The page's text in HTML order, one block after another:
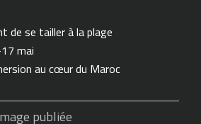
de se tailler à la plage
mai
au cœur du Maroc
publiée